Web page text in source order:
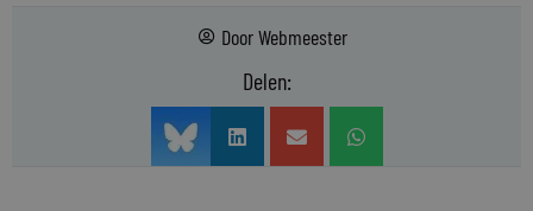
DoorWebmeester
Delen: